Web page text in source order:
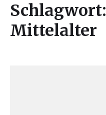
Schlagwort:
Mittelalter